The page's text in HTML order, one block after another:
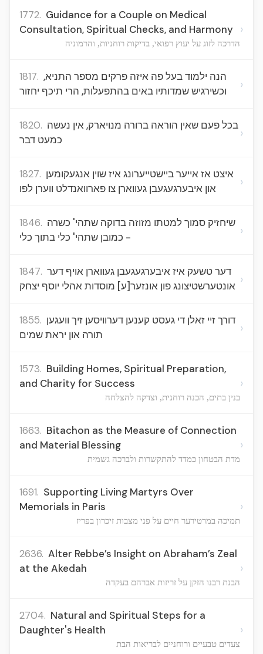
1772. Guidance for a Couple on Medical
Consultation, Spiritual Checks, and Harmony
הדרכה לזוג על יעוץ רפואי, בדיקות רוחניות, והרמוניה
›
1817.
וכשירגיש שמדותיו באים בהתפעלות, הרי תיכף יחזור
›
1820.
כמעט דבר
›
1827.
און איבערגעגעבן געווארן צו פארוואנדלט ווערן לפו
›
1846.
- כמובן שתהי' כלי בתוך כלי
›
1847.
אונטערשטיצונג פון אונזער[ע] מוסדות אהלי יוסף יצחק ›
1855.
תורה און יראת שמים
›
1573. Building Homes, Spiritual Preparation,
and Charity for Success
בנין בתים, הכנה רוחנית, וצדקה להצלחה
›
1663. Bitachon as the Measure of Connection
and Material Blessing
מדת הבטחון כמדד להתקשרות ולברכה גשמית
›
1691. Supporting Living Martyrs Over
Memorials in Paris
תמיכה במרטירער חיים על פני מצבות זיכרון בפריז
›
2636. Alter Rebbe’s Insight on Abraham’s Zeal
at the Akedah
הבנת רבנו הזקן על זריזות אברהם בעקדה
›
2704. Natural and Spiritual Steps for a
Daughter's Health
צעדים טבעיים ורוחניים לבריאות הבת
›